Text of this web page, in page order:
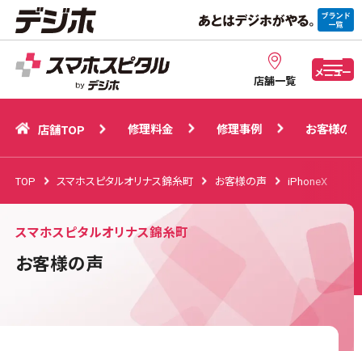
店舗一覧
メニュー
店舗TOP 修理事例 お客様の声
店舗TOP 修理料金 修理事例 お客様の声
TOP スマホスピタルオリナス錦糸町 お客様の声 iPhoneX
スマホスピタルオリナス錦糸町
お客様の声